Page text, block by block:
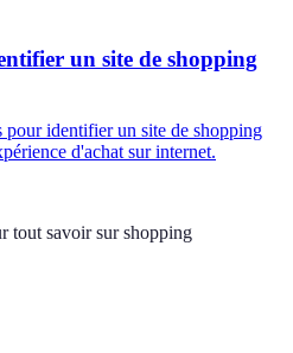
un site de shopping
pour identifier un site de shopping
d'achat sur internet.
tout savoir sur shopping